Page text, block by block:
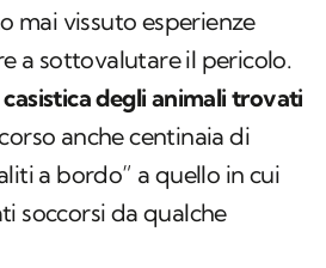
mai vissuto esperienze
a sottovalutare il pericolo.
degli animali trovati
anche centinaia di
a bordo” a quello in cui
soccorsi da qualche